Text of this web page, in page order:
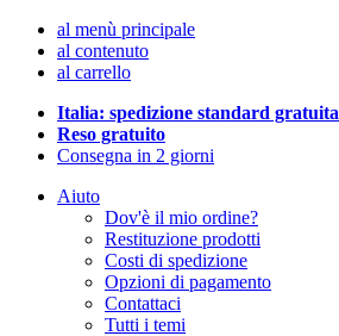
al menù principale
al contenuto
al carrello
Italia: spedizione standard gratuita
Reso gratuito
Consegna in 2 giorni
Aiuto
Dov'è il mio ordine?
Restituzione prodotti
Costi di spedizione
Opzioni di pagamento
Contattaci
Tutti i temi